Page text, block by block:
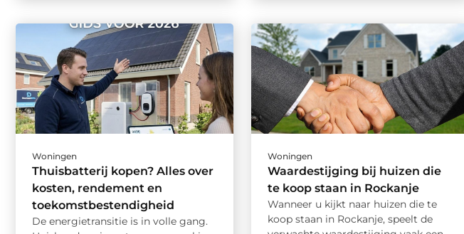
Woningen
Thuisbatterij kopen? Alles over
kosten, rendement en
toekomstbestendigheid
De energietransitie is in volle gang.
Woningen
Waardestijging bij huizen die
te koop staan in Rockanje
Wanneer u kijkt naar huizen die te
koop staan in Rockanje, speelt de